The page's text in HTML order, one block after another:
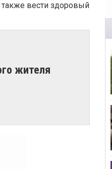
вести здоровый
жителя